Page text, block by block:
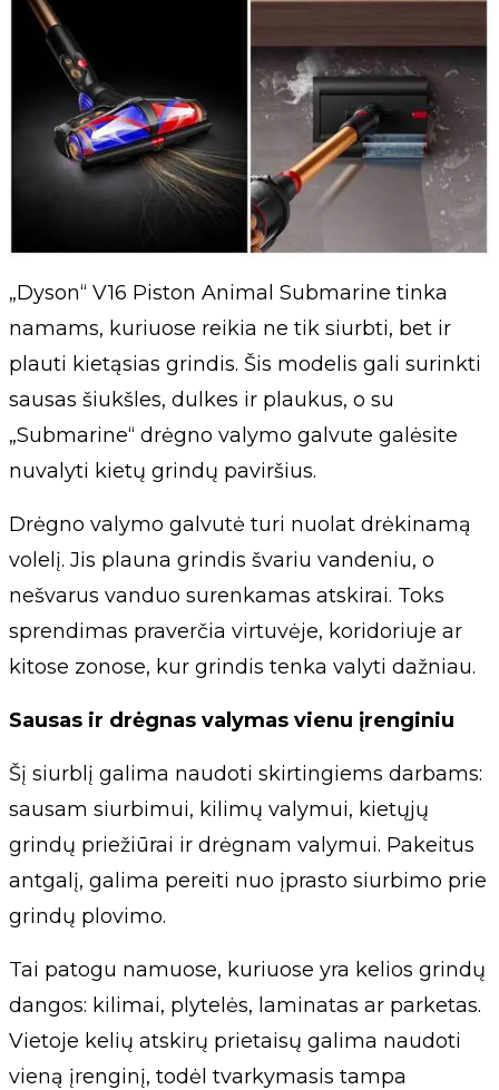
„Dyson“ V16 Piston Animal Submarine tinka
namams, kuriuose reikia ne tik siurbti, bet ir
plauti kietąsias grindis. Šis modelis gali surinkti
sausas šiukšles, dulkes ir plaukus, o su
„Submarine“ drėgno valymo galvute galėsite
nuvalyti kietų grindų paviršius.
Drėgno valymo galvutė turi nuolat drėkinamą
volelį. Jis plauna grindis švariu vandeniu, o
nešvarus vanduo surenkamas atskirai. Toks
sprendimas praverčia virtuvėje, koridoriuje ar
kitose zonose, kur grindis tenka valyti dažniau.
Sausas ir drėgnas valymas vienu įrenginiu
Šį siurblį galima naudoti skirtingiems darbams:
sausam siurbimui, kilimų valymui, kietųjų
grindų priežiūrai ir drėgnam valymui. Pakeitus
antgalį, galima pereiti nuo įprasto siurbimo prie
grindų plovimo.
Tai patogu namuose, kuriuose yra kelios grindų
dangos: kilimai, plytelės, laminatas ar parketas.
Vietoje kelių atskirų prietaisų galima naudoti
vieną įrenginį, todėl tvarkymasis tampa